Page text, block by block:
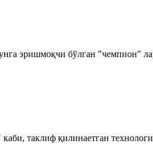
эришмоқчи бўлган "чемпион"
таклиф қилинаетган